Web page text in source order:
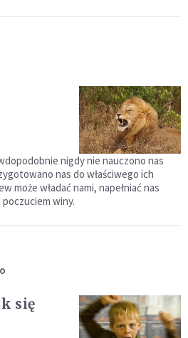
nigdy nie nauczono nas
nas do właściwego ich
może władać nami, napełniać nas
winy.
się